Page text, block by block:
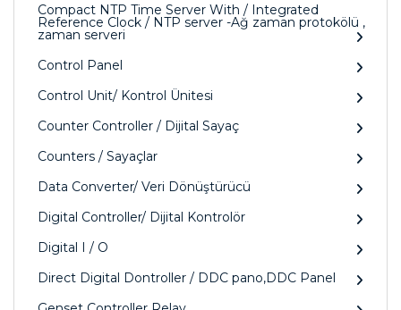
Compact NTP Time Server With / Integrated
Reference Clock / NTP server -Ağ zaman protokölü ,
zaman serveri
Control Panel
Control Unit/ Kontrol Ünitesi
Counter Controller / Dijital Sayaç
Counters / Sayaçlar
Data Converter/ Veri Dönüştürücü
Digital Controller/ Dijital Kontrolör
Digital I / O
Direct Digital Dontroller / DDC pano,DDC Panel